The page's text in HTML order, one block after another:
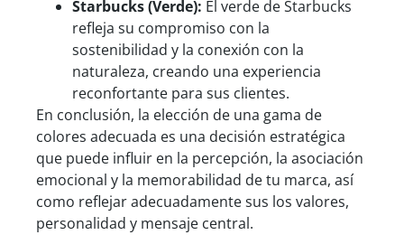
Starbucks (Verde): El verde de Starbucks
refleja su compromiso con la
sostenibilidad y la conexión con la
naturaleza, creando una experiencia
reconfortante para sus clientes.
En conclusión, la elección de una gama de
colores adecuada es una decisión estratégica
que puede influir en la percepción, la asociación
emocional y la memorabilidad de tu marca, así
como reflejar adecuadamente sus los valores,
personalidad y mensaje central.